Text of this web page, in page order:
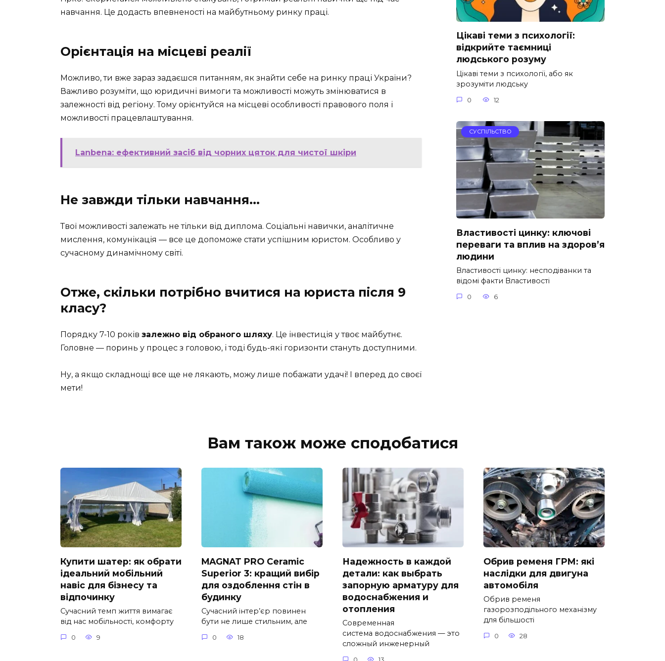
навчання. Це додасть впевненості на майбутньому ринку праці.
Орієнтація на місцеві реалії
Можливо, ти вже зараз задаєшся питанням, як знайти себе на ринку праці України?
Важливо розуміти, що юридичні вимоги та можливості можуть змінюватися в
залежності від регіону. Тому орієнтуйся на місцеві особливості правового поля і
можливості працевлаштування.
Lanbena: ефективний засіб від чорних цяток для чистої шкіри
Не завжди тільки навчання…
Твої можливості залежать не тільки від диплома. Соціальні навички, аналітичне
мислення, комунікація — все це допоможе стати успішним юристом. Особливо у
сучасному динамічному світі.
Отже, скільки потрібно вчитися на юриста після 9
класу?
Порядку 7-10 років залежно від обраного шляху. Це інвестиція у твоє майбутнє.
Головне — поринь у процес з головою, і тоді будь-які горизонти стануть доступними.
Ну, а якщо складнощі все ще не лякають, можу лише побажати удачі! І вперед до своєї
мети!
Цікаві теми з психології:
відкрийте таємниці
людського розуму
Цікаві теми з психології, або як
зрозуміти людську
0 12
СУСПІЛЬСТВО
Властивості цинку: ключові
переваги та вплив на здоров’я
людини
Властивості цинку: несподіванки та
відомі факти Властивості
0 6
Вам також може сподобатися
Купити шатер: як обрати
ідеальний мобільний
навіс для бізнесу та
відпочинку
Сучасний темп життя вимагає
від нас мобільності, комфорту
0 9
MAGNAT PRO Ceramic
Superior 3: кращий вибір
для оздоблення стін в
будинку
Сучасний інтер’єр повинен
бути не лише стильним, але
0 18
Надежность в каждой
детали: как выбрать
запорную арматуру для
водоснабжения и
отопления
Современная
система водоснабжения — это
сложный инженерный
Обрив ременя ГРМ: які
наслідки для двигуна
автомобіля
Обрив ременя
газорозподільного механізму
для більшості
0 28